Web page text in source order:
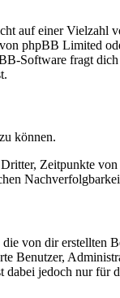
auf einer Vielzahl
phpBB Limited
Software fragt
können.
Zeitpunkte
von dir erstellten
Benutzer,
jedoch nur für